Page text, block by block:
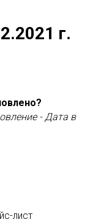
г.
- Дата в
лист